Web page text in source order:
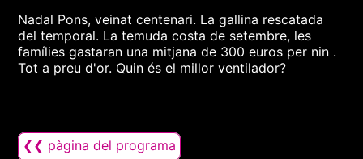
Nadal Pons, veinat centenari. La gallina rescatada
del temporal. La temuda costa de setembre, les
famílies gastaran una mitjana de 300 euros per nin .
Tot a preu d'or. Quin és el millor ventilador?
❮❮ pàgina del programa